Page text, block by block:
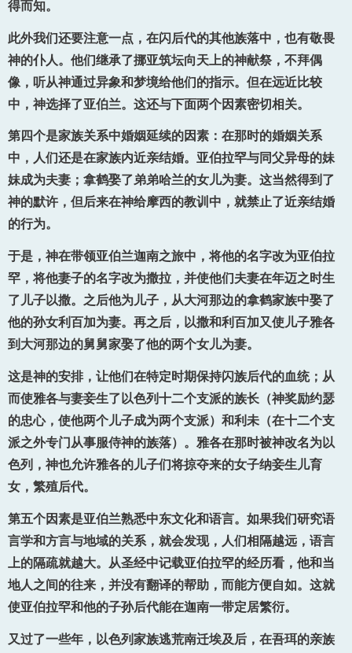
得而知。
此外我们还要注意一点，在闪后代的其他族落中，也有敬畏
神的仆人。他们继承了挪亚筑坛向天上的神献祭，不拜偶
像，听从神通过异象和梦境给他们的指示。但在远近比较
中，神选择了亚伯兰。这还与下面两个因素密切相关。
第四个是家族关系中婚姻延续的因素：在那时的婚姻关系
中，人们还是在家族内近亲结婚。亚伯拉罕与同父异母的妹
妹成为夫妻；拿鹤娶了弟弟哈兰的女儿为妻。这当然得到了
神的默许，但后来在神给摩西的教训中，就禁止了近亲结婚
的行为。
于是，神在带领亚伯兰迦南之旅中，将他的名字改为亚伯拉
罕，将他妻子的名字改为撒拉，并使他们夫妻在年迈之时生
了儿子以撒。之后他为儿子，从大河那边的拿鹤家族中娶了
他的孙女利百加为妻。再之后，以撒和利百加又使儿子雅各
到大河那边的舅舅家娶了他的两个女儿为妻。
这是神的安排，让他们在特定时期保持闪族后代的血统；从
而使雅各与妻妾生了以色列十二个支派的族长（神奖励约瑟
的忠心，使他两个儿子成为两个支派）和利未（在十二个支
派之外专门从事服侍神的族落）。雅各在那时被神改名为以
色列，神也允许雅各的儿子们将掠夺来的女子纳妾生儿育
女，繁殖后代。
第五个因素是亚伯兰熟悉中东文化和语言。如果我们研究语
言学和方言与地域的关系，就会发现，人们相隔越远，语言
上的隔疏就越大。从圣经中记载亚伯拉罕的经历看，他和当
地人之间的往来，并没有翻译的帮助，而能方便自如。这就
使亚伯拉罕和他的子孙后代能在迦南一带定居繁衍。
又过了一些年，以色列家族逃荒南迁埃及后，在吾珥的亲族